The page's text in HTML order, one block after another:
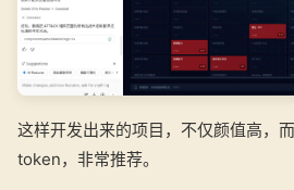
这样开发出来的项目，不仅颜值高，
token，非常推荐。